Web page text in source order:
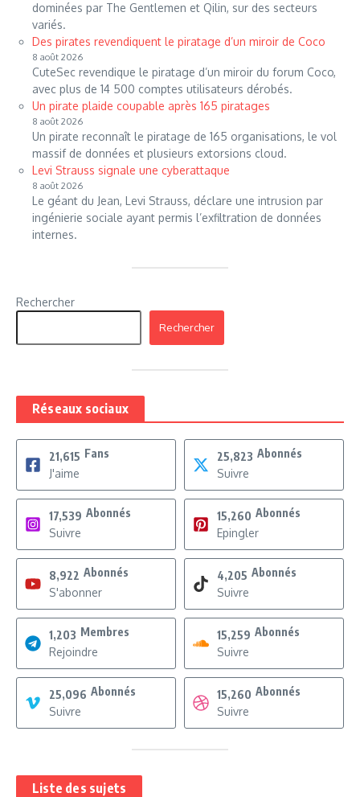
dominées par The Gentlemen et Qilin, sur des secteurs
variés.
Des pirates revendiquent le piratage d’un miroir de Coco
8 août 2026
CuteSec revendique le piratage d’un miroir du forum Coco,
avec plus de 14 500 comptes utilisateurs dérobés.
Un pirate plaide coupable après 165 piratages
8 août 2026
Un pirate reconnaît le piratage de 165 organisations, le vol
massif de données et plusieurs extorsions cloud.
Levi Strauss signale une cyberattaque
8 août 2026
Le géant du Jean, Levi Strauss, déclare une intrusion par
ingénierie sociale ayant permis l’exfiltration de données
internes.
Rechercher
Rechercher
Réseaux sociaux
21,615 Fans
J'aime
25,823 Abonnés
Suivre
17,539 Abonnés
Suivre
15,260 Abonnés
Epingler
8,922 Abonnés
S'abonner
4,205 Abonnés
Suivre
1,203 Membres
Rejoindre
15,259 Abonnés
Suivre
25,096 Abonnés
Suivre
15,260 Abonnés
Suivre
Liste des sujets